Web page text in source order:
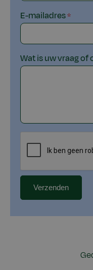
E-mailadres
Wat is uw vraag of